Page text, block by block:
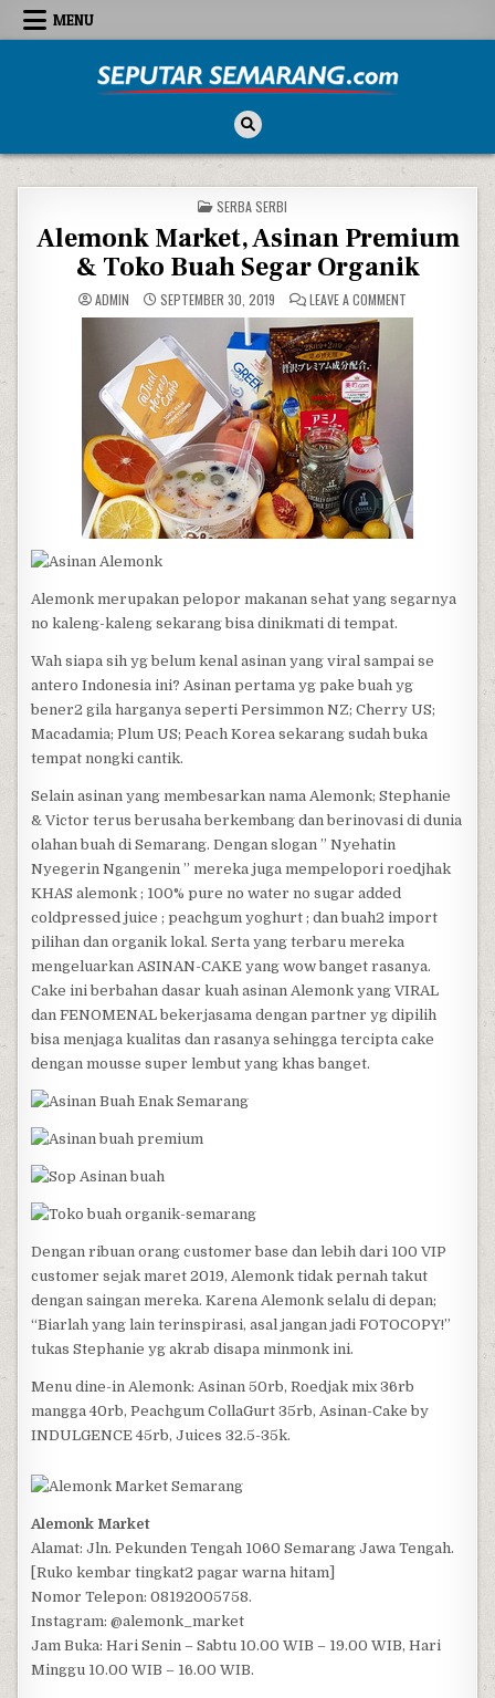
Skip to content
MENU
POSTED IN
SERBA SERBI
Alemonk Market, Asinan Premium
& Toko Buah Segar Organik
ADMIN SEPTEMBER 30, 2019 LEAVE A COMMENTON ALEMONK
Alemonk merupakan pelopor makanan sehat yang segarnya
no kaleng-kaleng sekarang bisa dinikmati di tempat.
Wah siapa sih yg belum kenal asinan yang viral sampai se
antero Indonesia ini? Asinan pertama yg pake buah yg
bener2 gila harganya seperti Persimmon NZ; Cherry US;
Macadamia; Plum US; Peach Korea sekarang sudah buka
tempat nongki cantik.
Selain asinan yang membesarkan nama Alemonk; Stephanie
& Victor terus berusaha berkembang dan berinovasi di dunia
olahan buah di Semarang. Dengan slogan ” Nyehatin
Nyegerin Ngangenin ” mereka juga mempelopori roedjhak
KHAS alemonk ; 100% pure no water no sugar added
coldpressed juice ; peachgum yoghurt ; dan buah2 import
pilihan dan organik lokal. Serta yang terbaru mereka
mengeluarkan ASINAN-CAKE yang wow banget rasanya.
Cake ini berbahan dasar kuah asinan Alemonk yang VIRAL
dan FENOMENAL bekerjasama dengan partner yg dipilih
bisa menjaga kualitas dan rasanya sehingga tercipta cake
dengan mousse super lembut yang khas banget.
Dengan ribuan orang customer base dan lebih dari 100 VIP
customer sejak maret 2019, Alemonk tidak pernah takut
dengan saingan mereka. Karena Alemonk selalu di depan;
“Biarlah yang lain terinspirasi, asal jangan jadi FOTOCOPY!”
tukas Stephanie yg akrab disapa minmonk ini.
Menu dine-in Alemonk: Asinan 50rb, Roedjak mix 36rb
mangga 40rb, Peachgum CollaGurt 35rb, Asinan-Cake by
INDULGENCE 45rb, Juices 32.5-35k.
Alemonk Market
Alamat: Jln. Pekunden Tengah 1060 Semarang Jawa Tengah.
[Ruko kembar tingkat2 pagar warna hitam]
Nomor Telepon: 08192005758.
Instagram: @alemonk_market
Jam Buka: Hari Senin – Sabtu 10.00 WIB – 19.00 WIB, Hari
Minggu 10.00 WIB – 16.00 WIB.